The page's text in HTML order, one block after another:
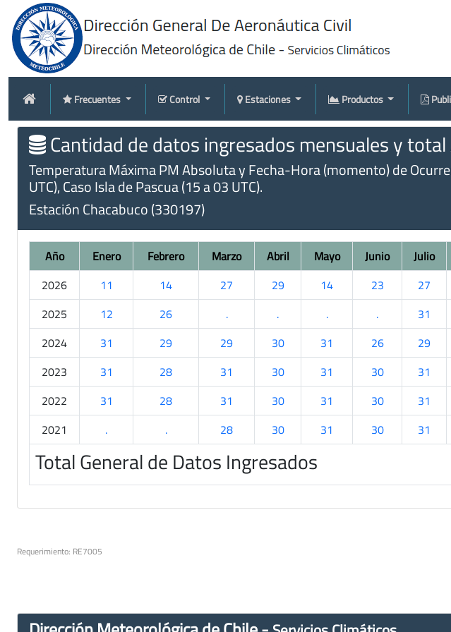
Frecuentes Control Estaciones Productos
Cantidad de datos ingresados mensuales y
Temperatura Máxima PM Absoluta y Fecha-Hora (momento) de
UTC), Caso Isla de Pascua (15 a 03 UTC).
Estación Chacabuco (330197)
Año Enero Febrero Marzo Abril Mayo Junio Julio
2026
11 14 27 29 14 23 27
2025
12 26 . . . . 31
2024
31 29 29 30 31 26 29
2023
31 28 31 30 31 30 31
2022
31 28 31 30 31 30 31
2021
. . 28 30 31 30 31
Total General de Datos Ingresados
Requerimiento: RE7005